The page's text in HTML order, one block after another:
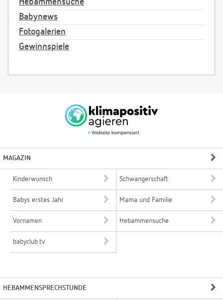
Hebammensuche
Babynews
Fotogalerien
Gewinnspiele
MAGAZIN
Kinderwunsch Schwangerschaft
Babys erstes Jahr Mama und Familie
Vornamen Hebammensuche
babyclub.tv
HEBAMMENSPRECHSTUNDE